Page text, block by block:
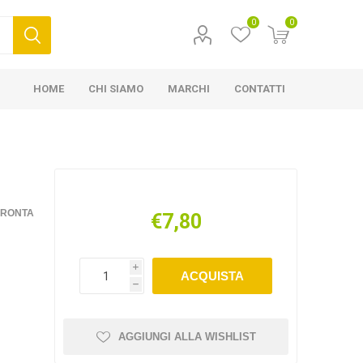
0 0
HOME CHI SIAMO MARCHI CONTATTI
€7,80
i
h
ACQUISTA
AGGIUNGI ALLA WISHLIST